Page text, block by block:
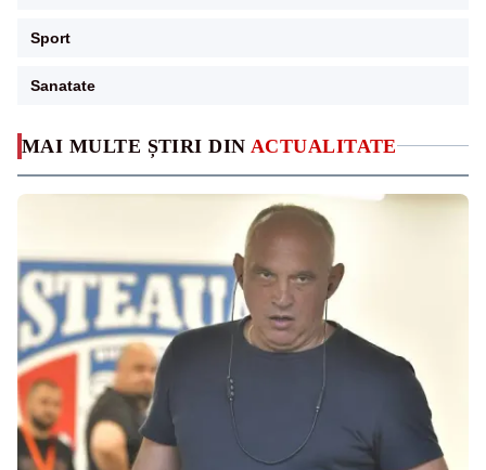
MAI MULTE ȘTIRI DIN ACTUALITATE
Sport
Sanatate